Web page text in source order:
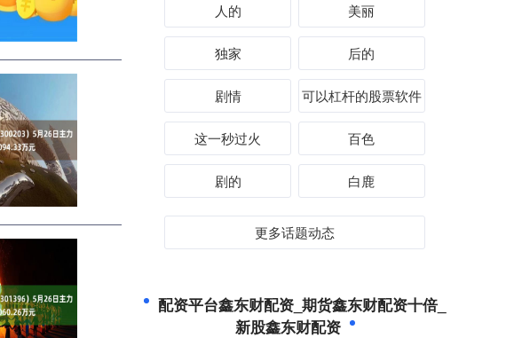
人的 美丽
独家 后的
剧情 可以杠杆的股票软件
这一秒过火 百色
剧的 白鹿
更多话题动态
配资平台鑫东财配资_期货鑫东财配资十倍_
新股鑫东财配资